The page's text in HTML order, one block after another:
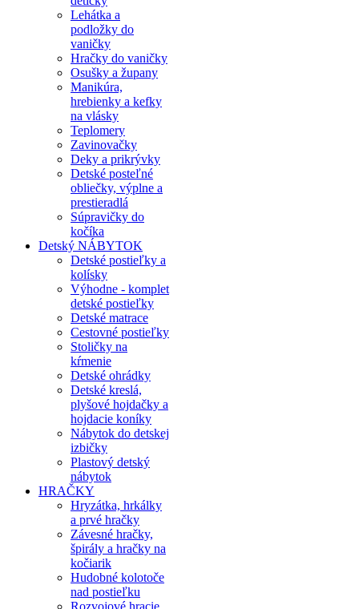
Lehátka a
podložky do
vaničky
Hračky do vaničky
Osušky a župany
Manikúra,
hrebienky a kefky
na vlásky
Teplomery
Zavinovačky
Deky a prikrývky
Detské posteľné
obliečky, výplne a
prestieradlá
Súpravičky do
kočíka
Detský NÁBYTOK
Detské postieľky a
kolísky
Výhodne - komplet
detské postieľky
Detské matrace
Cestovné postieľky
Stoličky na
kŕmenie
Detské ohrádky
Detské kreslá,
plyšové hojdačky a
hojdacie koníky
Nábytok do detskej
izbičky
Plastový detský
nábytok
HRAČKY
Hryzátka, hrkálky
a prvé hračky
Závesné hračky,
špirály a hračky na
kočiarik
Hudobné kolotoče
nad postieľku
Rozvojové hracie